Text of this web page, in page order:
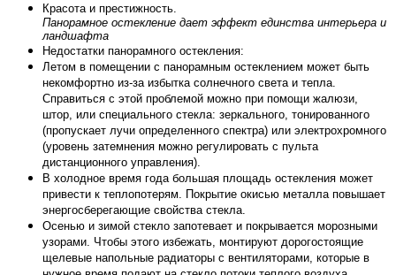
Красота и престижность.
Панорамное остекление дает эффект единства интерьера и
ландшафта
Недостатки панорамного остекления:
Летом в помещении с панорамным остеклением может быть
некомфортно из-за избытка солнечного света и тепла.
Справиться с этой проблемой можно при помощи жалюзи,
штор, или специального стекла: зеркального, тонированного
(пропускает лучи определенного спектра) или электрохромного
(уровень затемнения можно регулировать с пульта
дистанционного управления).
В холодное время года большая площадь остекления может
привести к теплопотерям. Покрытие окисью металла повышает
энергосберегающие свойства стекла.
Осенью и зимой стекло запотевает и покрывается морозными
узорами. Чтобы этого избежать, монтируют дорогостоящие
щелевые напольные радиаторы с вентиляторами, которые в